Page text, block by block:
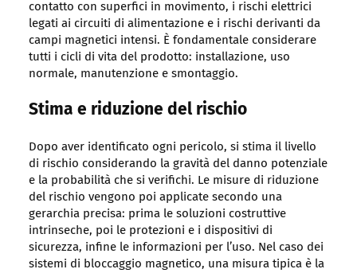
contatto con superfici in movimento, i rischi elettrici
legati ai circuiti di alimentazione e i rischi derivanti da
campi magnetici intensi. È fondamentale considerare
tutti i cicli di vita del prodotto: installazione, uso
normale, manutenzione e smontaggio.
Stima e riduzione del rischio
Dopo aver identificato ogni pericolo, si stima il livello
di rischio considerando la gravità del danno potenziale
e la probabilità che si verifichi. Le misure di riduzione
del rischio vengono poi applicate secondo una
gerarchia precisa: prima le soluzioni costruttive
intrinseche, poi le protezioni e i dispositivi di
sicurezza, infine le informazioni per l’uso. Nel caso dei
sistemi di bloccaggio magnetico, una misura tipica è la